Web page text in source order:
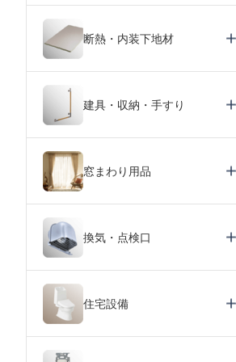
断熱・内装下地材
建具・収納・手すり
窓まわり用品
換気・点検口
住宅設備